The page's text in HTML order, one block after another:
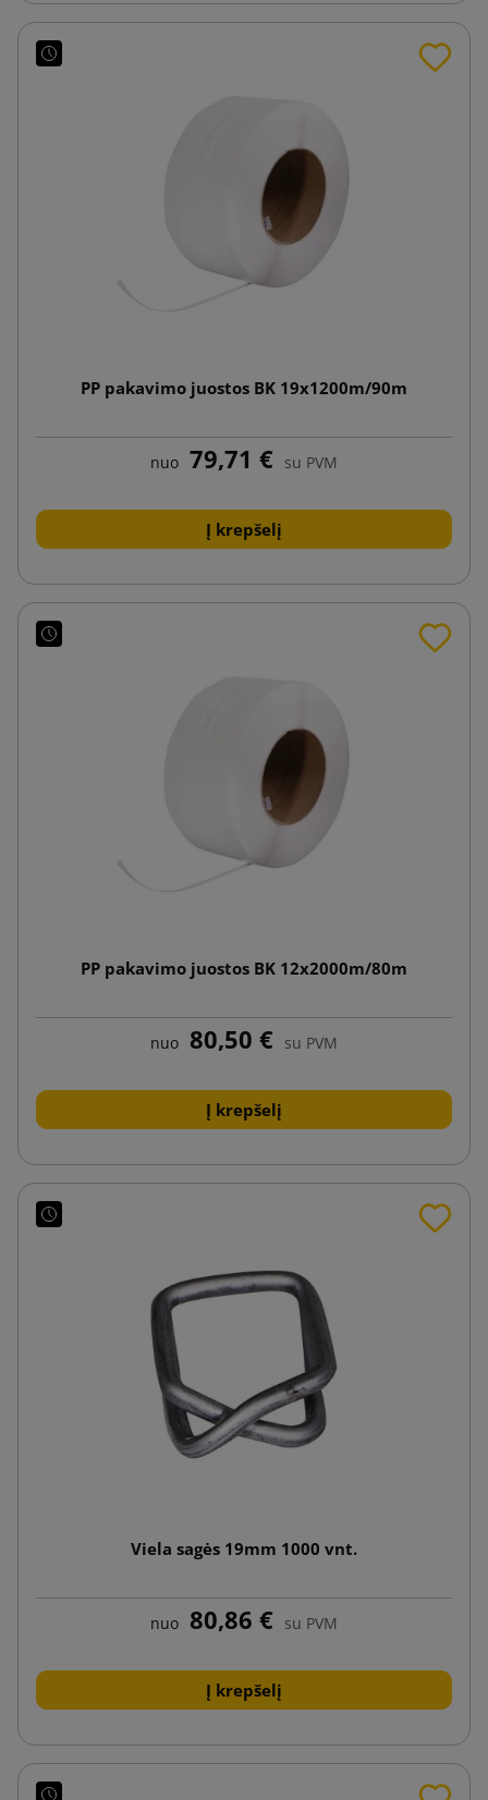
PP pakavimo juostos BK 19x1200m/90m
nuo 79,71 € su PVM
Į krepšelį
PP pakavimo juostos BK 12x2000m/80m
nuo 80,50 € su PVM
Į krepšelį
Viela sagės 19mm 1000 vnt.
nuo 80,86 € su PVM
Į krepšelį